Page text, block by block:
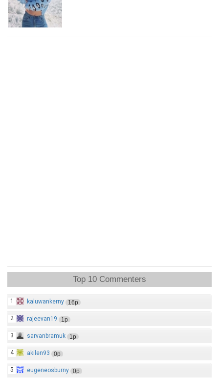
Top 10 Commenters
1 kaluwankerny 16p
2 rajeevan19 1p
3 sarvanbramuk 1p
4 akilen93 0p
5 eugeneosburny 0p